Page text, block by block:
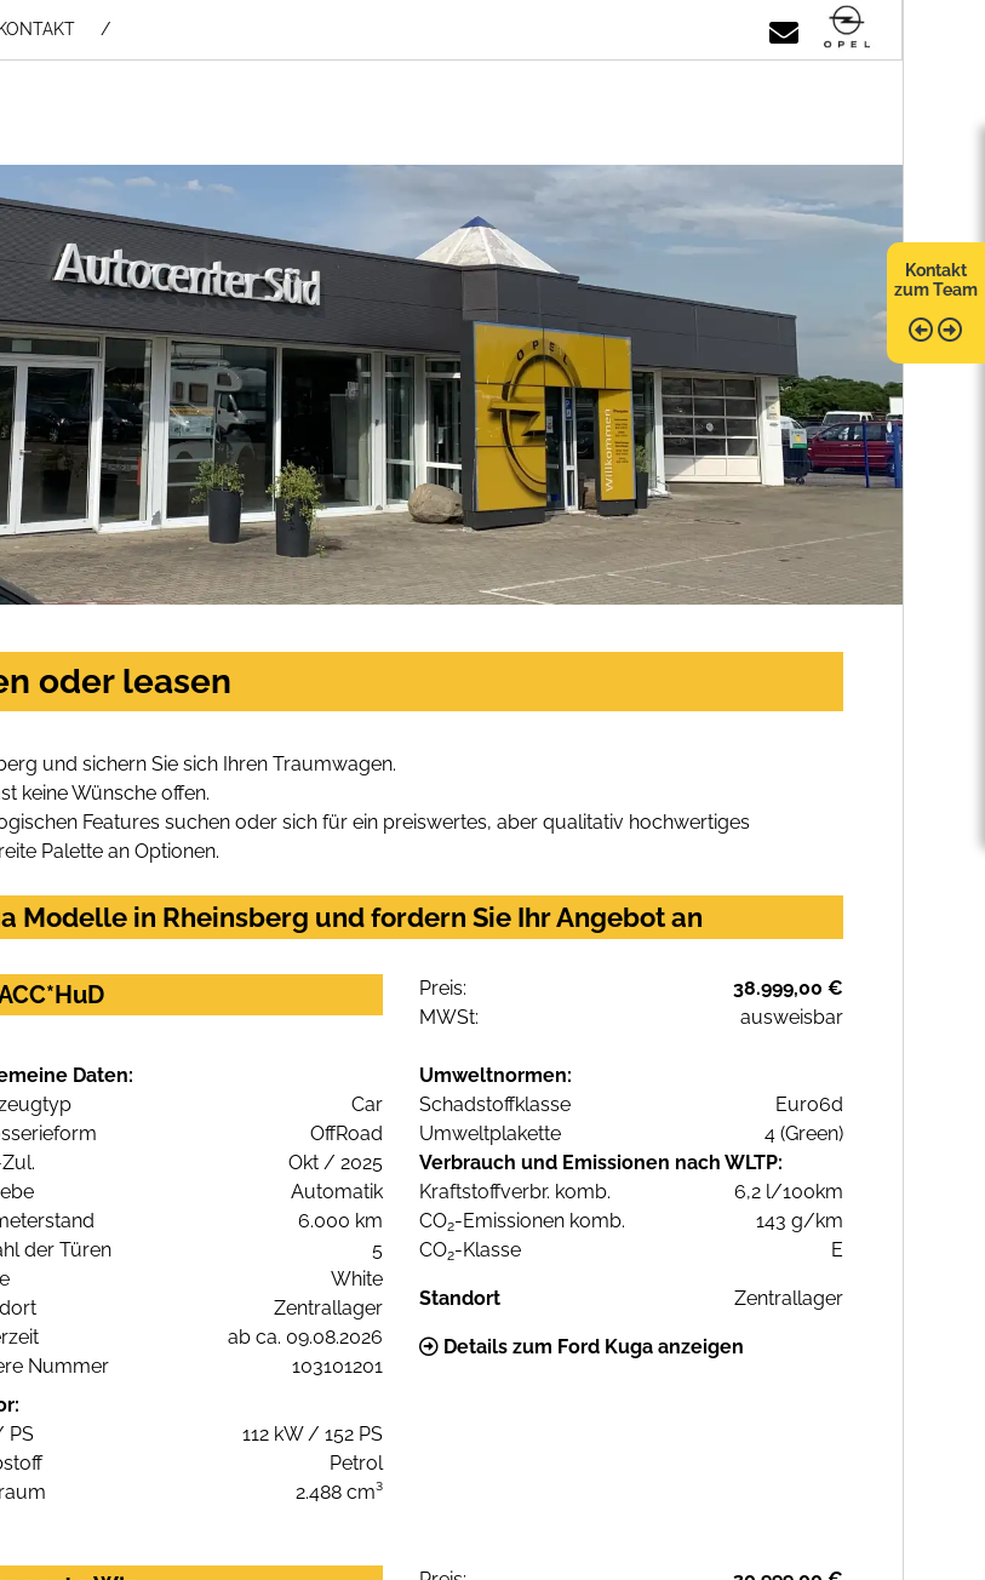
KONTAKT
Kontakt
zum Team
oder leasen
und sichern Sie sich Ihren Traumwagen.
keine Wünsche offen.
Features suchen oder sich für ein preiswertes, aber qualitativ hochwertiges
Palette an Optionen.
Modelle in Rheinsberg und fordern Sie Ihr Angebot an
Preis:
38.999,00 €
MWSt:
ausweisbar
Daten:
Car
OffRoad
Okt / 2025
Automatik
6.000 km
der Türen
5
White
Zentrallager
ab ca. 09.08.2026
Nummer
103101201
PS
112 kW / 152 PS
Petrol
2.488 cm³
Umweltnormen:
Schadstoffklasse
Euro6d
Umweltplakette
4 (Green)
Verbrauch und Emissionen nach WLTP:
Kraftstoffverbr. komb.
6,2 l/100km
CO2-Emissionen komb.
143 g/km
CO2-Klasse E
Standort Zentrallager
Details zum Ford Kuga anzeigen